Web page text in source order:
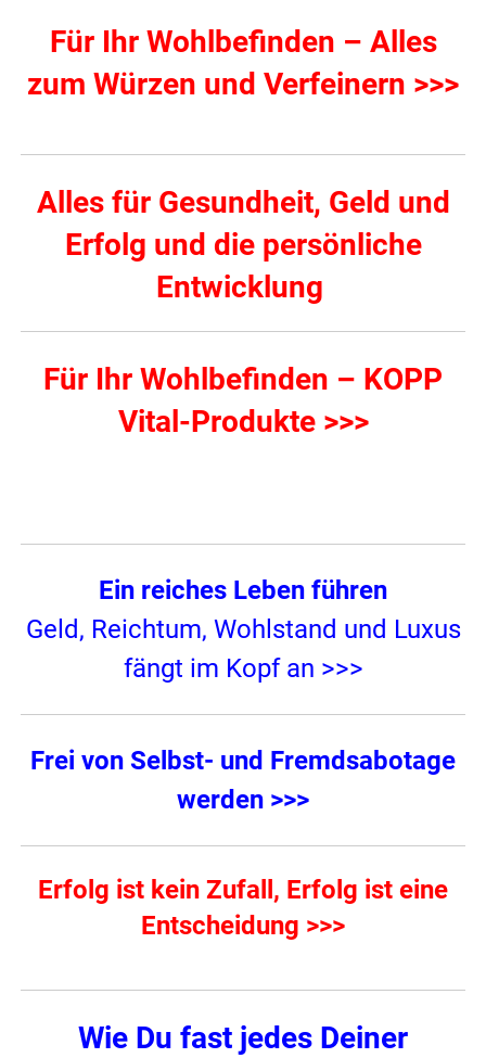
Für Ihr Wohlbefinden – Alles
zum Würzen und Verfeinern >>>
Alles für Gesundheit, Geld und
Erfolg und die persönliche
Entwicklung
Für Ihr Wohlbefinden – KOPP
Vital-Produkte >>>
Ein reiches Leben führen
Geld, Reichtum, Wohlstand und Luxus
fängt im Kopf an >>>
Frei von Selbst- und Fremdsabotage
werden >>>
Erfolg ist kein Zufall, Erfolg ist eine
Entscheidung >>>
Wie Du fast jedes Deiner